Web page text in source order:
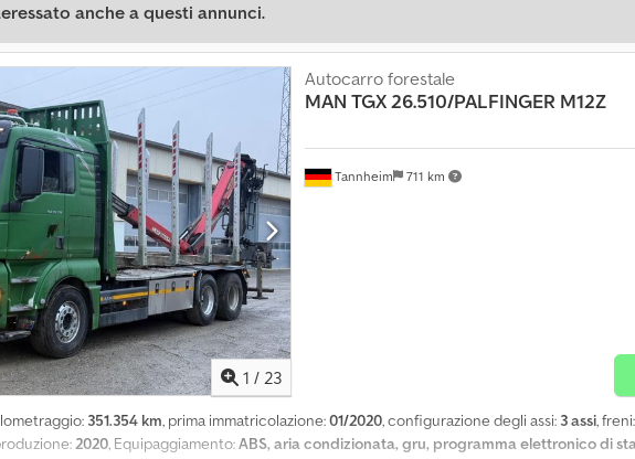
anche a questi annunci.
1 / 23
Tannheim 711 km
Autocarro forestale
MAN TGX 26.510/PALFINGER M12Z
351.354 km, prima immatricolazione:01/2020, configurazione degli assi: 3 assi, freni:
2020, Equipaggiamento:ABS, aria condizionata, gru, programma elettronico di